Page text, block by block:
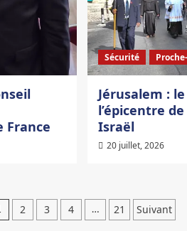
France
Sécurité
Jérusalem :
l’épicentre
Israël
20 juillet, 2026
2 3 4 … 21 Suivant